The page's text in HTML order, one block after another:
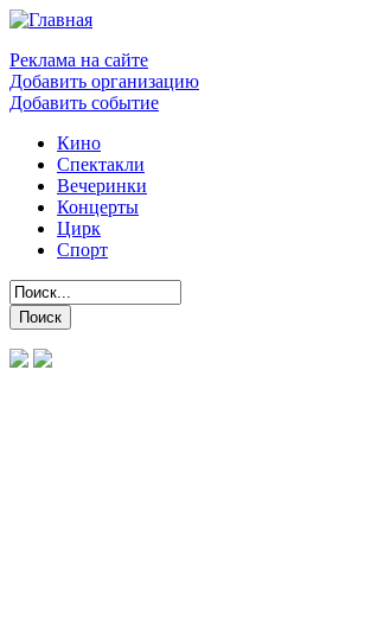
Реклама на сайте
Добавить организацию
Добавить событие
Кино
Спектакли
Вечеринки
Концерты
Цирк
Спорт